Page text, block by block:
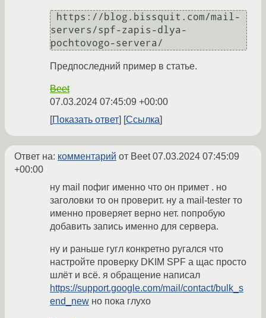
servers/spf-zapis-dlya-
pochtovogo-servera/
Предпоследний пример в статье.
Beet
07.03.2024 07:45:09 +00:00
Показать ответ
Ссылка
Ответ на: комментарий от Beet07.03.2024 07:45:09
+00:00
ну mail пофиг именно что он примет . но
заголовки то он проверит. ну а mail-tester то
именно проверяет верно нет. попробую
добавить запись именно для сервера.
ну и раньше гугл конкретно ругался что
настройте проверку DKIM SPF а щас просто
шлёт и всё. я обращение написал
https://support.google.com/mail/contact/bulk_s
end_new но пока глухо